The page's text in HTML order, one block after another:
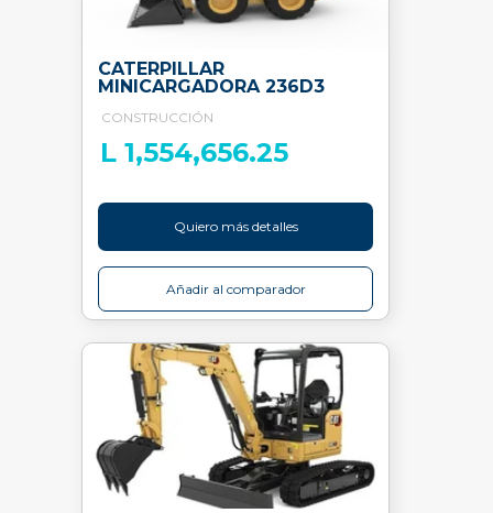
CATERPILLAR
MINICARGADORA 236D3
CONSTRUCCIÓN
L 1,554,656.25
Quiero más detalles
Añadir al comparador